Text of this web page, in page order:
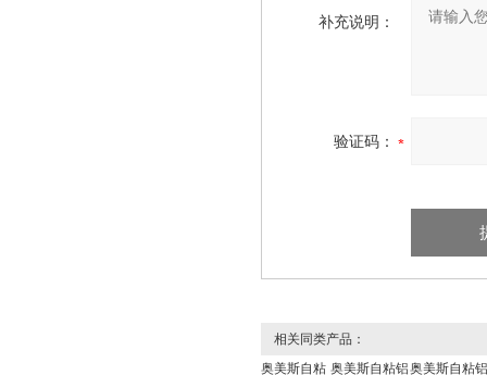
补充说明：
验证码：
相关同类产品：
奥美斯自粘 奥美斯自粘铝奥美斯自粘铝